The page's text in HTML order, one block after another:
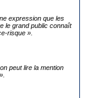
expression que les
le grand public connaît
risque ».
peut lire la mention